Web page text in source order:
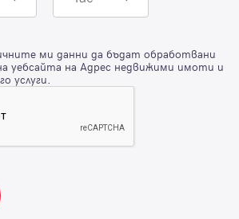
ми данни да бъдат обработвани
уебсайта на Адрес недвижими имоти и
услуги.